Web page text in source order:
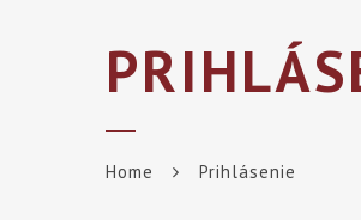
Home Prihlásenie